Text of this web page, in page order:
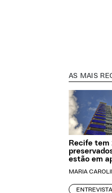
AS MAIS
Recife tem
estão em
MARIA
ENTREVISTA